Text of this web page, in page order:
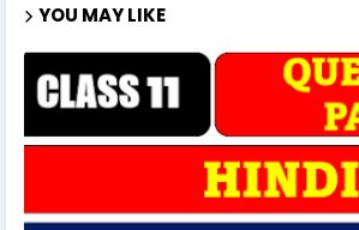
YOU MAY LIKE